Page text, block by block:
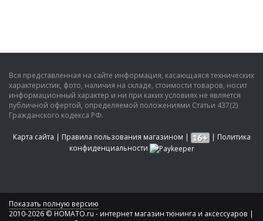
Вся представленная на сайте информация, касающаяся технических
характеристик, фото, наличия на складе, стоимости товаров, носит
информационный характер и ни при каких условиях не является
публичной офертой, определяемой положениями Статьи 437(2)
Гражданского кодекса РФ.
Карта сайта | Правила пользования магазином | | Политика
конфиденциальности
Показать полную версию
2010-2026 © HOMATO.ru - интернет магазин тюнинга и аксессуаров |